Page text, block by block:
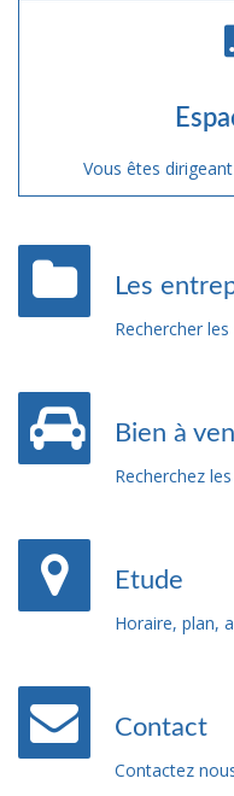
Vous êtes
Les
Rechercher
Bien à
Recherchez
Etude
Horaire, plan,
Contact
Contactez